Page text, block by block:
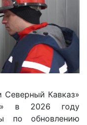
Северный Кавказ»
в 2026 году
по обновлению